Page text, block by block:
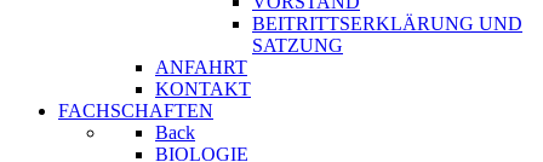
BEITRITTSERKLÄRUNG UND
SATZUNG
ANFAHRT
KONTAKT
FACHSCHAFTEN
Back
BIOLOGIE